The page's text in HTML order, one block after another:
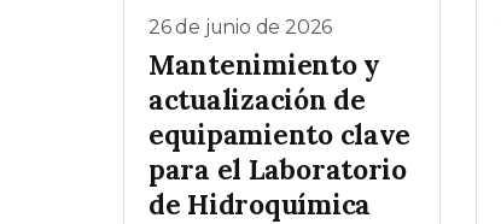
26 de junio de 2026
Mantenimiento y
actualización de
equipamiento clave
para el Laboratorio
de Hidroquímica